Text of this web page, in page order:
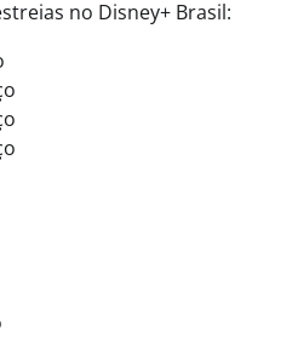
no Disney+ Brasil: